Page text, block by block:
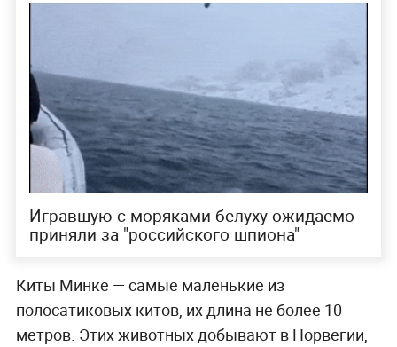
Игравшую с моряками белуху ожидаемо
приняли за "российского шпиона"
Киты Минке — самые маленькие из
полосатиковых китов, их длина не более 10
метров. Этих животных добывают в Норвегии,